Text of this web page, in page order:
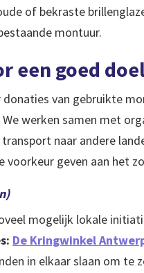
of bekraste
montuur.
een goed
van gebruikte
werken samen met
naar andere
geven aan het
mogelijk lokale
De Kringwinkel
in elkaar slaan om